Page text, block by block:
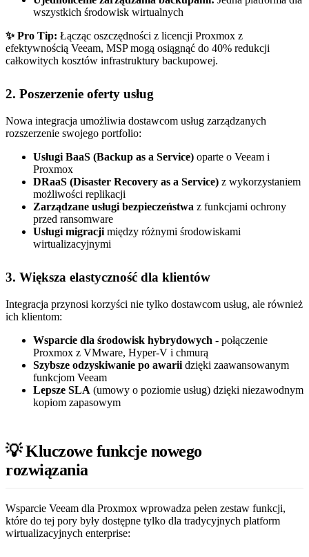
wszystkich środowisk wirtualnych
✨ Pro Tip: Łącząc oszczędności z licencji Proxmox z
efektywnością Veeam, MSP mogą osiągnąć do 40% redukcji
całkowitych kosztów infrastruktury backupowej.
2. Poszerzenie oferty usług
Nowa integracja umożliwia dostawcom usług zarządzanych
rozszerzenie swojego portfolio:
Usługi BaaS (Backup as a Service) oparte o Veeam i
Proxmox
DRaaS (Disaster Recovery as a Service) z wykorzystaniem
możliwości replikacji
Zarządzane usługi bezpieczeństwa z funkcjami ochrony
przed ransomware
Usługi migracji między różnymi środowiskami
wirtualizacyjnymi
3. Większa elastyczność dla klientów
Integracja przynosi korzyści nie tylko dostawcom usług, ale również
ich klientom:
Wsparcie dla środowisk hybrydowych - połączenie
Proxmox z VMware, Hyper-V i chmurą
Szybsze odzyskiwanie po awarii dzięki zaawansowanym
funkcjom Veeam
Lepsze SLA (umowy o poziomie usług) dzięki niezawodnym
kopiom zapasowym
💡 Kluczowe funkcje nowego
rozwiązania
Wsparcie Veeam dla Proxmox wprowadza pełen zestaw funkcji,
które do tej pory były dostępne tylko dla tradycyjnych platform
wirtualizacyjnych enterprise: